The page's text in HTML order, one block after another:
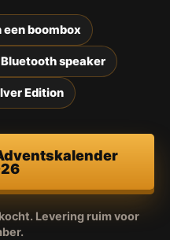
boombox
speaker
Edition
Levering ruim voor